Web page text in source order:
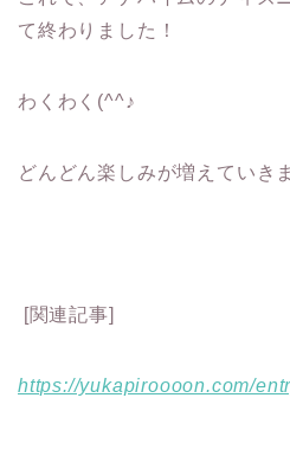
て終わりました！
わくわく(^^♪
どんどん楽しみが増えてい
[関連記事]
https://yukapiroooon.com/